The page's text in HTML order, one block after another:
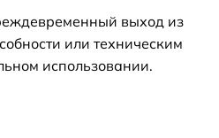
выход из
или техническим
использовании.